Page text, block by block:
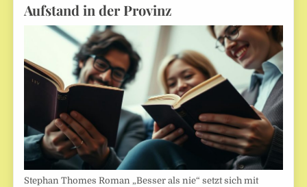
Aufstand in der Provinz
Stephan Thomes Roman „Besser als nie“ setzt sich mit